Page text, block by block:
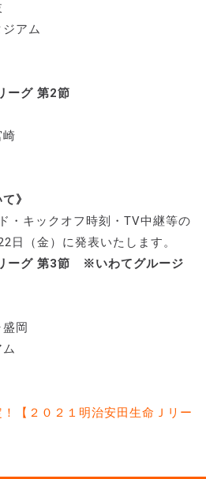
アム
ーグ 第2節
崎
》
・キックオフ時刻・TV中継等の
日（金）に発表いたします。
ーグ 第3節 ※いわてグルージ
岡
【２０２１明治安田生命Ｊリー